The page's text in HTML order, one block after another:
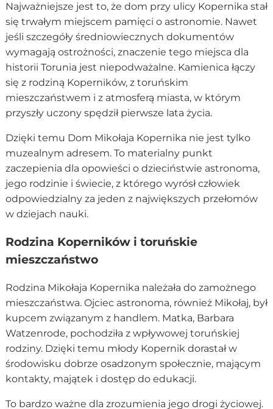
Najważniejsze jest to, że dom przy ulicy Kopernika stał
się trwałym miejscem pamięci o astronomie. Nawet
jeśli szczegóły średniowiecznych dokumentów
wymagają ostrożności, znaczenie tego miejsca dla
historii Torunia jest niepodważalne. Kamienica łączy
się z rodziną Koperników, z toruńskim
mieszczaństwem i z atmosferą miasta, w którym
przyszły uczony spędził pierwsze lata życia.
Dzięki temu Dom Mikołaja Kopernika nie jest tylko
muzealnym adresem. To materialny punkt
zaczepienia dla opowieści o dzieciństwie astronoma,
jego rodzinie i świecie, z którego wyrósł człowiek
odpowiedzialny za jeden z największych przełomów
w dziejach nauki.
Rodzina Koperników i toruńskie
mieszczaństwo
Rodzina Mikołaja Kopernika należała do zamożnego
mieszczaństwa. Ojciec astronoma, również Mikołaj, był
kupcem związanym z handlem. Matka, Barbara
Watzenrode, pochodziła z wpływowej toruńskiej
rodziny. Dzięki temu młody Kopernik dorastał w
środowisku dobrze osadzonym społecznie, mającym
kontakty, majątek i dostęp do edukacji.
To bardzo ważne dla zrozumienia jego drogi życiowej.